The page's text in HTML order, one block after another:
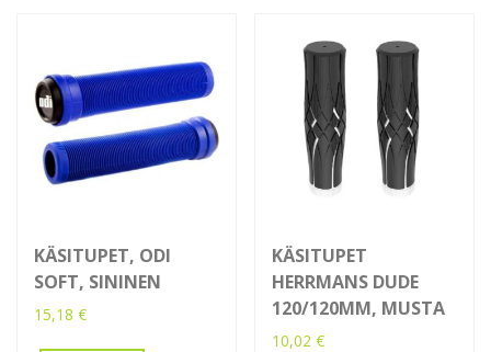
KÄSITUPET, ODI
SOFT, SININEN
15,18 €
KÄSITUPET
HERRMANS DUDE
120/120MM, MUSTA
10,02€